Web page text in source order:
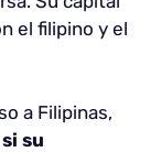
el filipino y el
a Filipinas,
su